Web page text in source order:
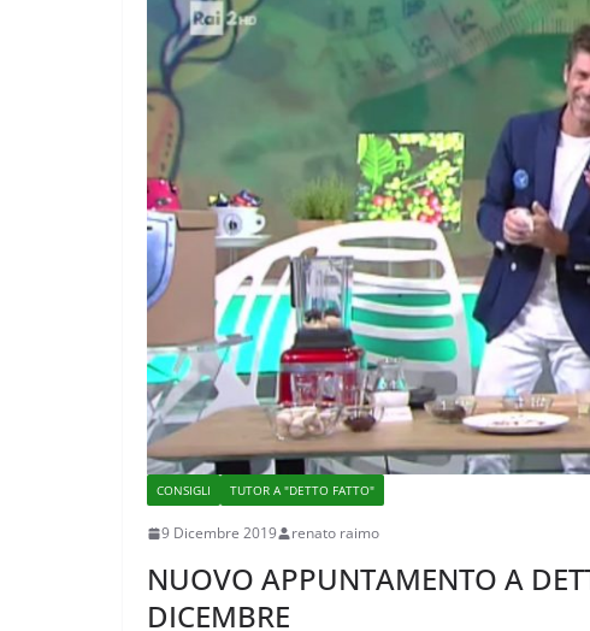
CONSIGLI TUTOR A "DETTO FATTO"
9 Dicembre 2019 renato raimo
NUOVO APPUNTAMENTO A
DICEMBRE